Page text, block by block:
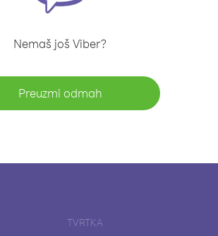
Nemaš još Viber?
Preuzmi odmah
TVRTKA